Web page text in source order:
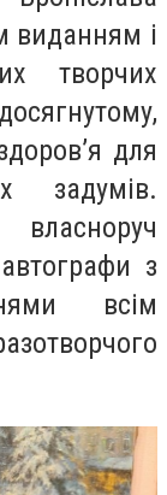
виданням і
творчих
для
задумів.
власноруч
з
всім